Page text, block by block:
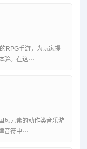
RPG手游，为玩家提
。在这···
风元素的动作类音乐游
符中···